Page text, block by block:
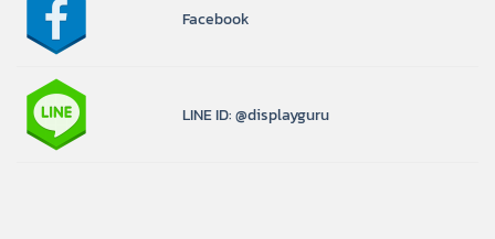
Facebook
LINE ID: @displayguru